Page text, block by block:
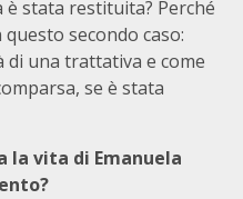
è stata restituita? Perché
secondo caso:
di una trattativa e come
se è stata
la vita di Emanuela